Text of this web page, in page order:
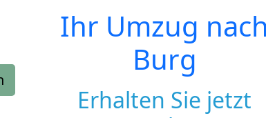
Ihr Umzug nach
Burg
Erhalten Sie jetzt